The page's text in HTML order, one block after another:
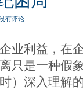
有评论
业利益，在
只是一种假
）深入理解